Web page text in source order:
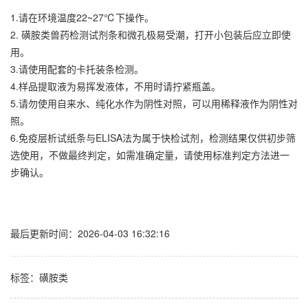
1.请在环境温度22~27℃下操作。
2. 磺胺类兽药检测试剂条和微孔极易受潮，打开小包装后应立即使
用。
3.请使用配套的卡托装条检测。
4.样品提取液为易挥发液体，不用时请拧紧瓶盖。
5.请勿使用自来水、纯化水作为阴性对照，可以用稀释液作为阴性对
照。
6.免疫层析试纸条与ELISA法为属于快检试剂，检测结果仅供初步筛
选使用，不做最终判定，如需准确定量，请使用标准判定方法进一
步确认。
最后更新时间：2026-04-03 16:32:16
标签： 磺胺类